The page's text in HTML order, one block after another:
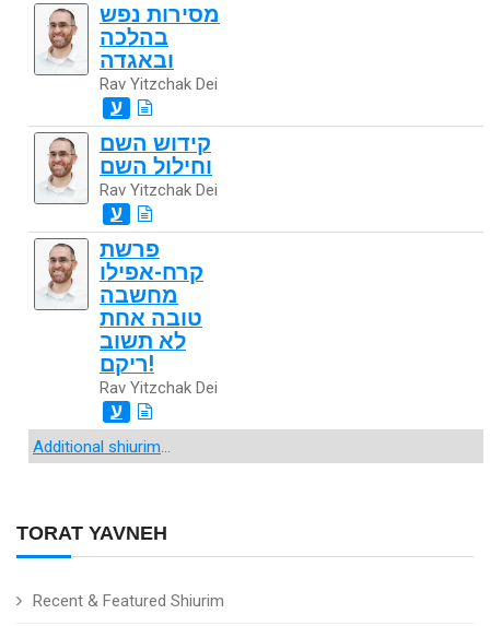
TORAT YAVNEH
Recent & Featured Shiurim
מסירות נפש
בהלכה
ובאגדה
Rav Yitzchak Dei
ע
קידוש השם
וחילול השם
Rav Yitzchak Dei
ע
פרשת
קרח-אפילו
מחשבה
טובה אחת
לא תשוב
ריקם!
Rav Yitzchak Dei
ע
Additional shiurim...